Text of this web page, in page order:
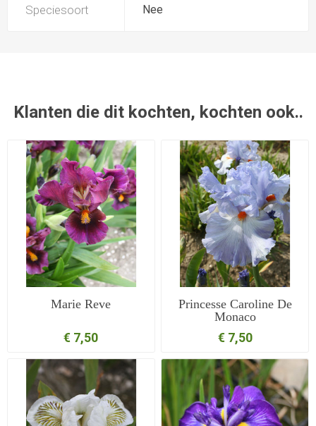
Speciesoort Nee
Klanten die dit kochten, kochten ook..
Marie Reve
€ 7,50
Princesse Caroline De
Monaco
€ 7,50